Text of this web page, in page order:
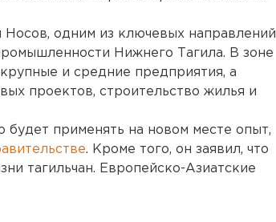
Носов, одним из ключевых направлений
Нижнего Тагила. В зоне
и средние предприятия, а
проектов, строительство жилья и
будет применять на новом месте опыт,
. Кроме того, он заявил, что
тагильчан. Европейско-Азиатские